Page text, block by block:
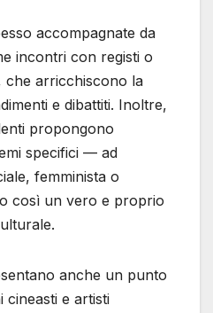
accompagnate da
incontri con registi o
che arricchiscono la
e dibattiti. Inoltre,
propongono
specifici — ad
femminista o
così un vero e proprio
anche un punto
cineasti e artisti